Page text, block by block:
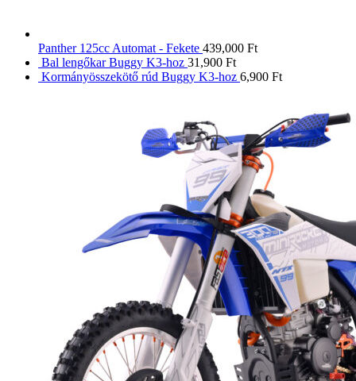
Panther 125cc Automat - Fekete 439,000 Ft
Bal lengőkar Buggy K3-hoz 31,900 Ft
Kormányösszekötő rúd Buggy K3-hoz 6,900 Ft